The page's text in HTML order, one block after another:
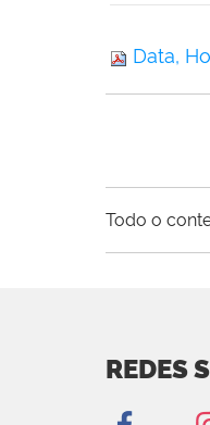
Data,
Todo o
REDES